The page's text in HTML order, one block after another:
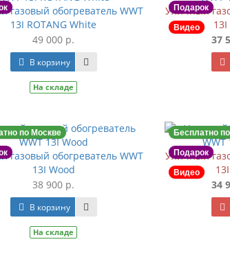
газовый обогреватель WWT
13I ROTANG White
49 000 р.
В корзину
На складе
Подарок
Видео
Уличный
37
по Москве
газовый обогреватель WWT
13I Wood
38 900 р.
В корзину
На складе
Подарок
Бесплатно
Видео
Уличный
34